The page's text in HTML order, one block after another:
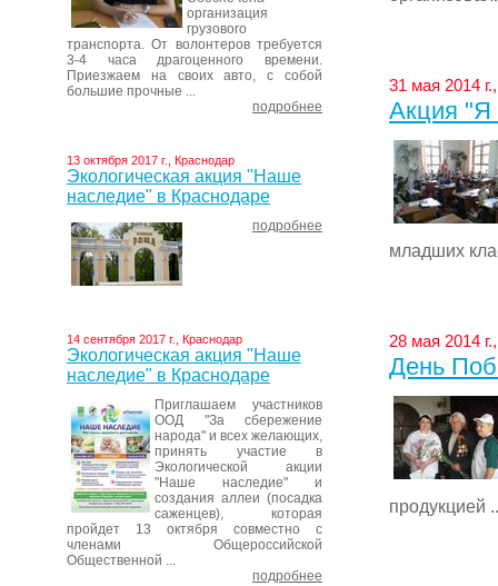
организация
грузового
транспорта. От волонтеров требуется
3-4 часа драгоценного времени.
Приезжаем на своих авто, с собой
большие прочные ...
подробнее
13 октября 2017 г., Краснодар
Экологическая акция "Наше
наследие" в Краснодаре
подробнее
14 сентября 2017 г., Краснодар
Экологическая акция "Наше
наследие" в Краснодаре
Приглашаем участников
ООД "За сбережение
народа" и всех желающих,
принять участие в
Экологической акции
"Наше наследие" и
создания аллеи (посадка
саженцев), которая
пройдет 13 октября совместно с
членами Общероссийской
Общественной ...
подробнее
31 мая 2014
Акция "Я
младших
28 мая 2014
День
продукцией